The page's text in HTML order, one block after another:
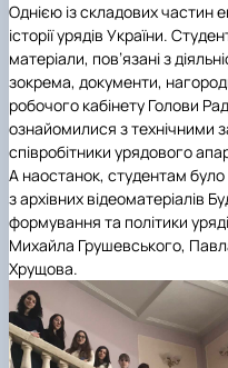
Однією із складових частин
історії урядів України.
матеріали, пов’язані з
зокрема, документи,
робочого кабінету Голови
ознайомилися з технічними
співробітники урядового
А наостанок, студентам
з архівних відеоматеріалів
формування та політики
Михайла Грушевського,
Хрущова.